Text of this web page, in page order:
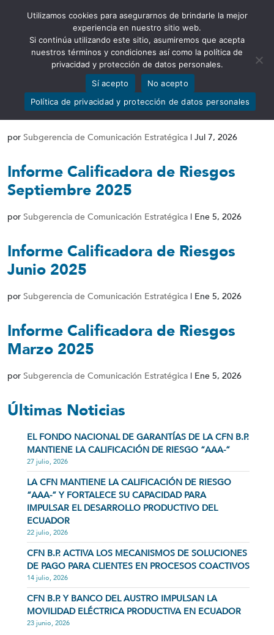
Abrir barra de herramientas
Informe Calificadora de Riesgos
Diciembre 2025
por Subgerencia de Comunicación Estratégica | Jul 7, 2026
Informe Calificadora de Riesgos
Septiembre 2025
por Subgerencia de Comunicación Estratégica | Ene 5, 2026
Informe Calificadora de Riesgos
Junio 2025
por Subgerencia de Comunicación Estratégica | Ene 5, 2026
Informe Calificadora de Riesgos
Marzo 2025
por Subgerencia de Comunicación Estratégica | Ene 5, 2026
Últimas Noticias
EL FONDO NACIONAL DE GARANTÍAS DE LA CFN B.P.
MANTIENE LA CALIFICACIÓN DE RIESGO “AAA-”
27 julio, 2026
LA CFN MANTIENE LA CALIFICACIÓN DE RIESGO
“AAA-” Y FORTALECE SU CAPACIDAD PARA
IMPULSAR EL DESARROLLO PRODUCTIVO DEL
ECUADOR
22 julio, 2026
CFN B.P. ACTIVA LOS MECANISMOS DE SOLUCIONES
DE PAGO PARA CLIENTES EN PROCESOS COACTIVOS
14 julio, 2026
CFN B.P. Y BANCO DEL AUSTRO IMPULSAN LA
MOVILIDAD ELÉCTRICA PRODUCTIVA EN ECUADOR
23 junio, 2026
Utilizamos cookies para asegurarnos de brindarle la mejor
experiencia en nuestro sitio web.
Si continúa utilizando este sitio, asumiremos que acepta
nuestros términos y condiciones así como la política de
privacidad y protección de datos personales.
Sí acepto
No acepto
Política de privacidad y protección de datos personales